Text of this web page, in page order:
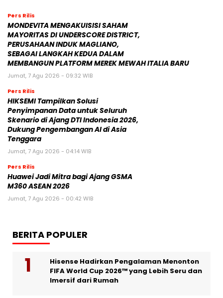
Pers Rilis
MONDEVITA MENGAKUISISI SAHAM
MAYORITAS DI UNDERSCORE DISTRICT,
PERUSAHAAN INDUK MAGLIANO,
SEBAGAI LANGKAH KEDUA DALAM
MEMBANGUN PLATFORM MEREK MEWAH ITALIA BARU
Jumat, 7 Agu 2026 - 09:32 WIB
Pers Rilis
HIKSEMI Tampilkan Solusi
Penyimpanan Data untuk Seluruh
Skenario di Ajang DTI Indonesia 2026,
Dukung Pengembangan AI di Asia
Tenggara
Jumat, 7 Agu 2026 - 04:14 WIB
Pers Rilis
Huawei Jadi Mitra bagi Ajang GSMA
M360 ASEAN 2026
Jumat, 7 Agu 2026 - 00:42 WIB
BERITA POPULER
Hisense Hadirkan Pengalaman Menonton
FIFA World Cup 2026™ yang Lebih Seru dan
Imersif dari Rumah